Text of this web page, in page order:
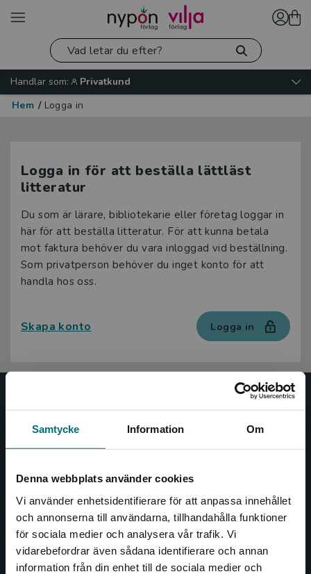
Samtycke Information Om
Denna webbplats använder cookies
Vi använder enhetsidentifierare för att anpassa innehållet
och annonserna till användarna, tillhandahålla funktioner
för sociala medier och analysera vår trafik. Vi
vidarebefordrar även sådana identifierare och annan
information från din enhet till de sociala medier och
Begränsad fraktregion
Handlar som:
Privatkund
Hem / Logga in
Logga in för att beställa lättläst
litteratur
Du som är lärare, bibliotekarie eller företag loggar in
här för att beställa litteratur. För att kunna betala
mot faktura behöver du vara inloggad vid beställning.
Som privatperson behöver du inget konto för att
handla hos oss.
Skapa konto Logga in
Nypon och Vilja
Nypon och Vilja förlag ger ut böcker som väcker läslust
såväl barn som vuxna.
Nypon och Vilja förlag är en del av Studentlitteratur.
Kontakta oss
Kontakta oss